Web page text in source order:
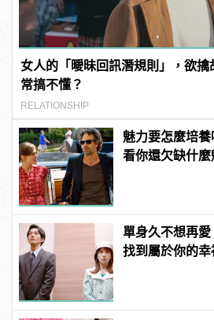
女人的「曖昧回訊潛規則」，欲
常搞不懂？
RELATIONSHIP
魅力要怎麼培
看你還欠缺什麼
單身久不想再愛
找到屬於你的幸